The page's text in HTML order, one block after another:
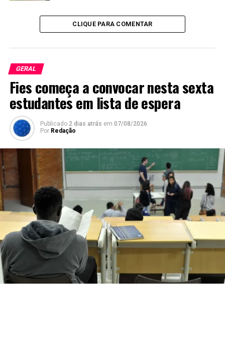
CLIQUE PARA COMENTAR
GERAL
Fies começa a convocar nesta sexta
estudantes em lista de espera
Publicado 2 dias atrás em 07/08/2026
Por Redação